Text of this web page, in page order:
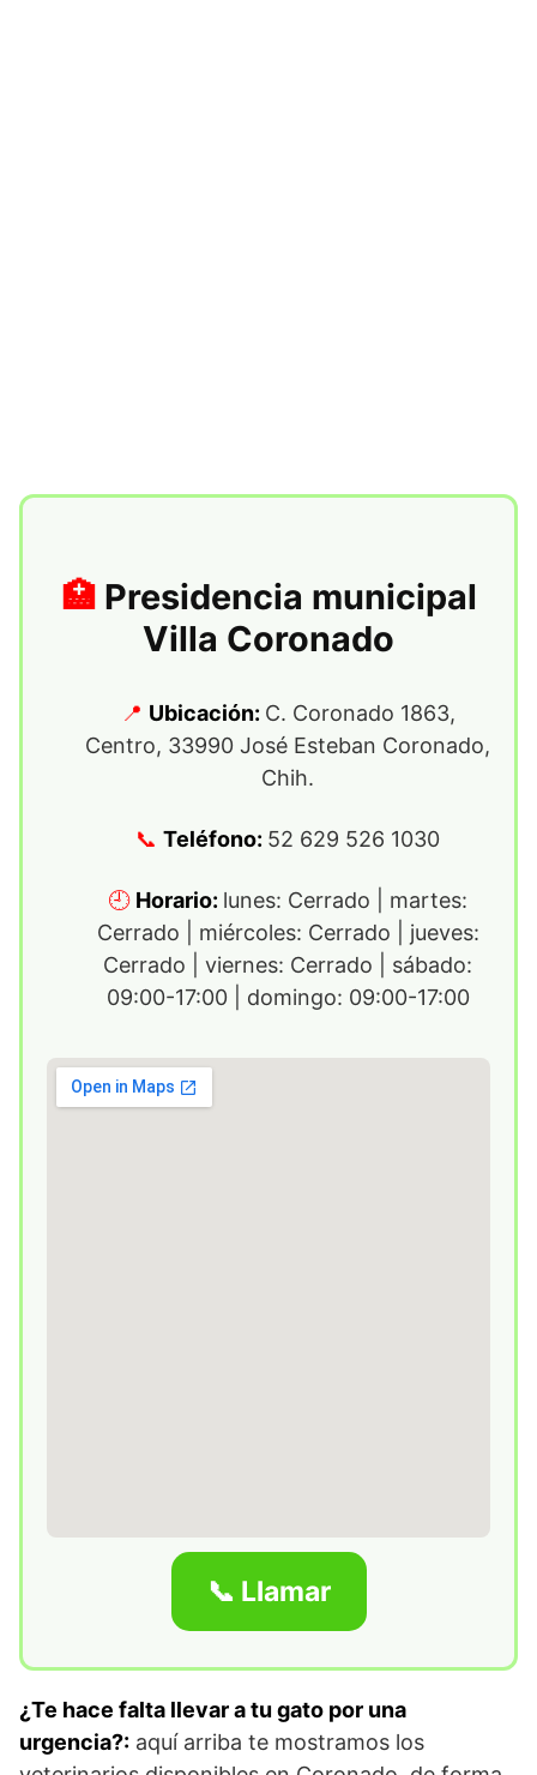
Presidencia municipal
Villa Coronado
Ubicación: C. Coronado 1863,
Centro, 33990 José Esteban Coronado,
Chih.
Teléfono: 52 629 526 1030
Horario: lunes: Cerrado | martes:
Cerrado | miércoles: Cerrado | jueves:
Cerrado | viernes: Cerrado | sábado:
09:00-17:00 | domingo: 09:00-17:00
📞 Llamar
¿Te hace falta llevar a tu gato por una
urgencia?: aquí arriba te mostramos los